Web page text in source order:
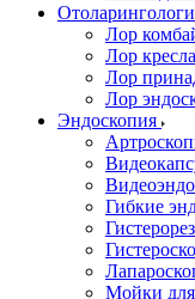
Лор
Лор кресла
Лор
Лор
Эндоскопия
Гибкие
Мойки для